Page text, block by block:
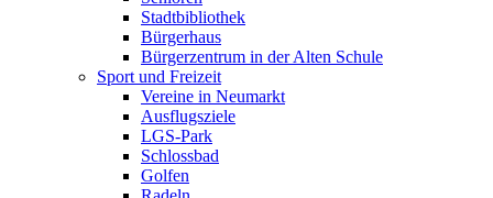
Stadtbibliothek
Bürgerhaus
Bürgerzentrum in der Alten Schule
Sport und Freizeit
Vereine in Neumarkt
Ausflugsziele
LGS-Park
Schlossbad
Golfen